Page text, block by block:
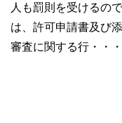
人も罰則を受けるの
は、許可申請書及び
審査に関する行・・・